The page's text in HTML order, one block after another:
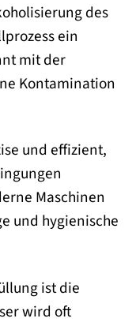
des
ein
mit der
Kontamination
und effizient,
Maschinen
und hygienische
ist die
wird oft